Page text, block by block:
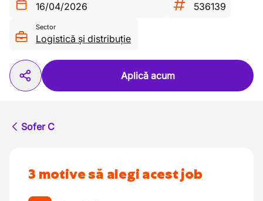
16/04/2026 536139
Sector
Logistică și distribuție
Aplică acum
Sofer C
3 motive să alegi acest job